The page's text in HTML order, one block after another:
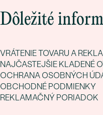
Dôležité
VRÁTENIE TOVARU A
NAJČASTEJŠIE KLADENÉ
OCHRANA OSOBNÝCH
OBCHODNÉ PODMIENKY
REKLAMAČNÝ PORIADOK